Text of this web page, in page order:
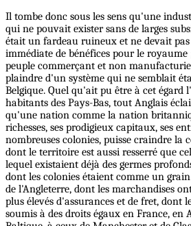
Il tombe donc sous les sens qu'une
qui ne pouvait exister sans de larges
était un fardeau ruineux et ne devait
immédiate de bénéfices pour le royaume
peuple commerçant et non
plaindre d'un système qui ne semblait
Belgique. Quel qu'ait pu être à cet égard
habitants des Pays-Bas, tout Anglais
qu'une nation comme la nation
richesses, ses prodigieux capitaux, ses
nombreuses colonies, puisse craindre la
dont le territoire est aussi resserré que
lequel existaient déjà des germes
dont les colonies étaient comme un grain
de l'Angleterre, dont les marchandises
plus élevés d'assurances et de fret, dont
soumis à des droits égaux en France, en